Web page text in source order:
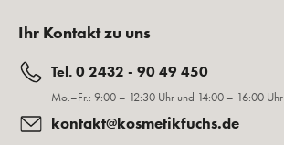
Ihr Kontakt zu uns
Tel. 0 2432 - 90 49 450
Mo.–Fr.: 9:00 – 12:30 Uhr und 14:00 – 16:00 Uhr
kontakt@kosmetikfuchs.de